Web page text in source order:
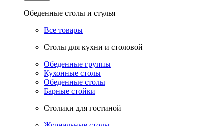
Обеденные столы и стулья
Все товары
Столы для кухни и столовой
Обеденные группы
Кухонные столы
Обеденные столы
Барные стойки
Столики для гостиной